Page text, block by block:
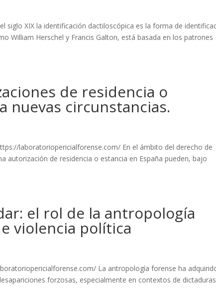
siglo XIX la identificación dactiloscópica es la forma de
William Herschel y Francis Galton, está basada en los patrones
de residencia o
nuevas circunstancias.
laboratoriopericialforense.com/ En el ámbito del derecho de
autorización de residencia o estancia en España pueden, bajo
el rol de la antropología
violencia política
La antropología forense ha
forzosas, especialmente en contextos de